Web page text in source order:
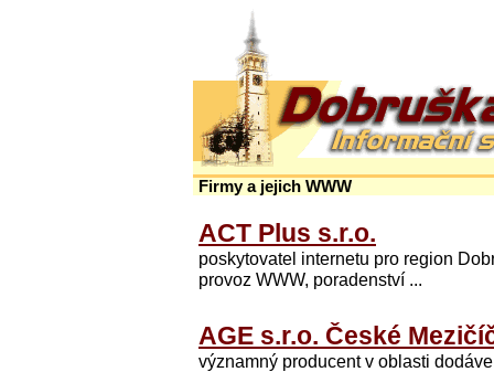
Firmy a jejich WWW
ACT Plus s.r.o.
poskytovatel internetu pro region
provoz WWW, poradenství ...
AGE s.r.o. České
významný producent v oblasti